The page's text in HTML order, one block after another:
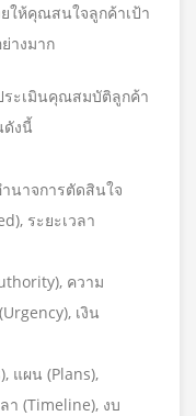
ให้คุณสนใจลูกค้าเป้า
างมาก
ระเมินคุณสมบัติลูกค้า
ดังนี้
นาจการตัดสินใจ
ระยะเวลา
ความ
เงิน
แผน (Plans),
า (Timeline), งบ